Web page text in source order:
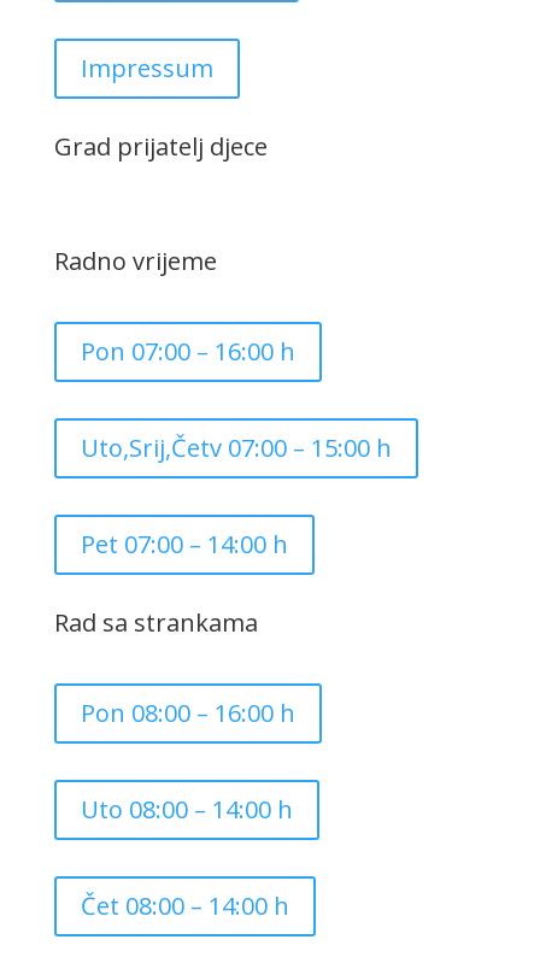
Impressum
Grad prijatelj djece
Radno vrijeme
Pon 07:00 – 16:00 h
Uto,Srij,Četv 07:00 – 15:00 h
Pet 07:00 – 14:00 h
Rad sa strankama
Pon 08:00 – 16:00 h
Uto 08:00 – 14:00 h
Čet 08:00 – 14:00 h